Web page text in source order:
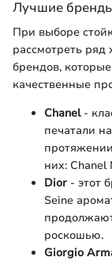
Лучшие
При выборе
рассмотреть
брендов,
качественные
Chanel-
печатали
них: Chanel
Dior - этот
Seine
роскошью.
Giorgio